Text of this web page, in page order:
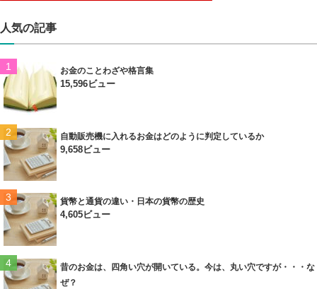
人気の記事
お金のことわざや格言集
15,596ビュー
自動販売機に入れるお金はどのように判定しているか
9,658ビュー
貨幣と通貨の違い・日本の貨幣の歴史
4,605ビュー
昔のお金は、四角い穴が開いている。今は、丸い穴ですが・・・な
ぜ？